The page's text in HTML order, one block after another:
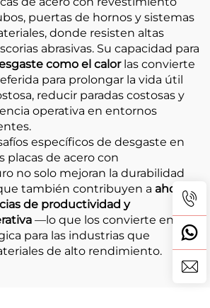
puertas de hornos y sistemas
donde resisten altas
abrasivas. Su capacidad para
como el calor las convierte
para prolongar la vida útil
reducir paradas costosas y
operativa en entornos
específicos de desgaste en
placas de acero con
no solo mejoran la durabilidad
también contribuyen a ahorros
de productividad y
—lo que los convierte en una
para las industrias que
de alto rendimiento.